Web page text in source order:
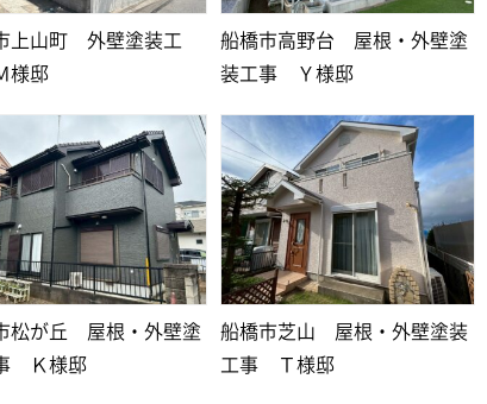
上山町 外壁塗装工
様邸
船橋市高野台 屋根・外壁塗
装工事 Ｙ様邸
松が丘 屋根・外壁塗
Ｋ様邸
船橋市芝山 屋根・外壁塗装
工事 Ｔ様邸